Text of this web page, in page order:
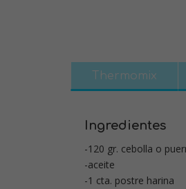
Thermomix
Ingredientes
-120 gr. cebolla o
-aceite
-1 cta. postre harina